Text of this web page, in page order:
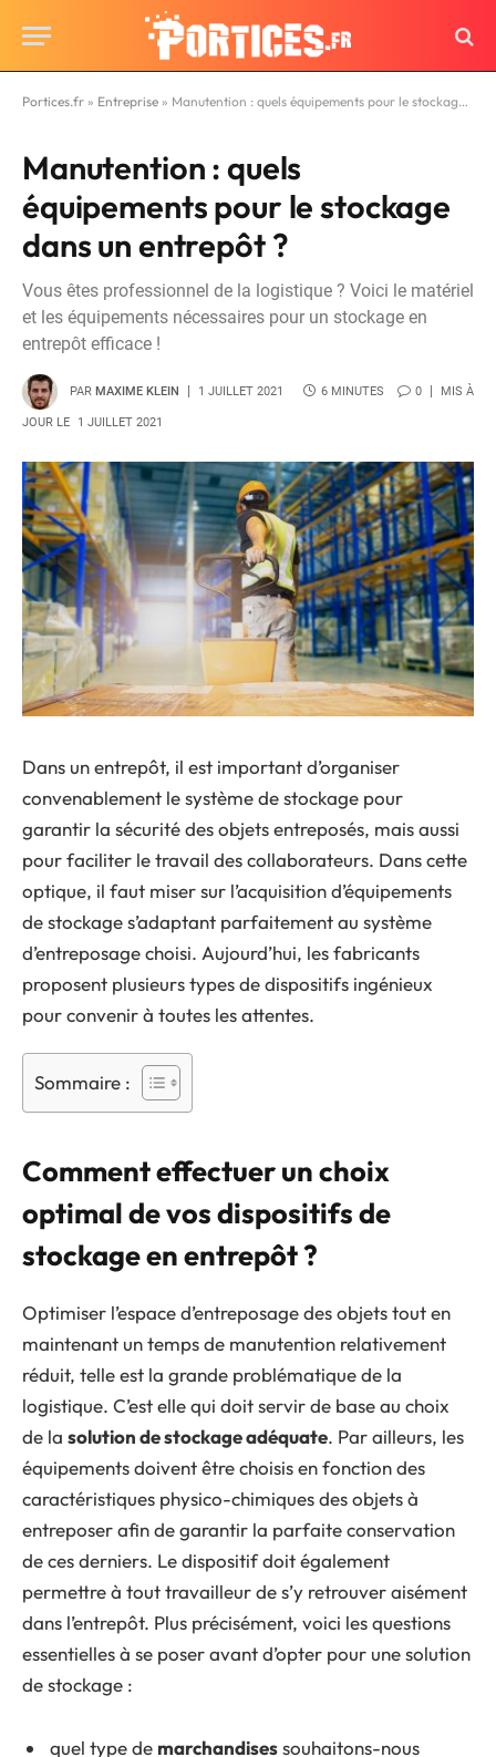
Portices.fr » Entreprise » Manutention : quels équipements pour le stockage dans un entrepôt ?
Manutention : quels
équipements pour le stockage
dans un entrepôt ?
Vous êtes professionnel de la logistique ? Voici le matériel
et les équipements nécessaires pour un stockage en
entrepôt efficace !
PAR MAXIME KLEIN 1 JUILLET 2021 6 MINUTES 0 MIS À
JOUR LE 1 JUILLET 2021
Dans un entrepôt, il est important d’organiser
convenablement le système de stockage pour
garantir la sécurité des objets entreposés, mais aussi
pour faciliter le travail des collaborateurs. Dans cette
optique, il faut miser sur l’acquisition d’équipements
de stockage s’adaptant parfaitement au système
d’entreposage choisi. Aujourd’hui, les fabricants
proposent plusieurs types de dispositifs ingénieux
pour convenir à toutes les attentes.
Sommaire :
Comment effectuer un choix
optimal de vos dispositifs de
stockage en entrepôt ?
Optimiser l’espace d’entreposage des objets tout en
maintenant un temps de manutention relativement
réduit, telle est la grande problématique de la
logistique. C’est elle qui doit servir de base au choix
de la solution de stockage adéquate. Par ailleurs, les
équipements doivent être choisis en fonction des
caractéristiques physico-chimiques des objets à
entreposer afin de garantir la parfaite conservation
de ces derniers. Le dispositif doit également
permettre à tout travailleur de s’y retrouver aisément
dans l’entrepôt. Plus précisément, voici les questions
essentielles à se poser avant d’opter pour une solution
de stockage :
quel type de marchandisessouhaitons-nous